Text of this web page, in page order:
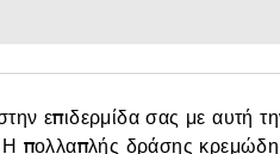
επιδερμίδα σας με αυτή
πολλαπλής δράσης κρεμώδη